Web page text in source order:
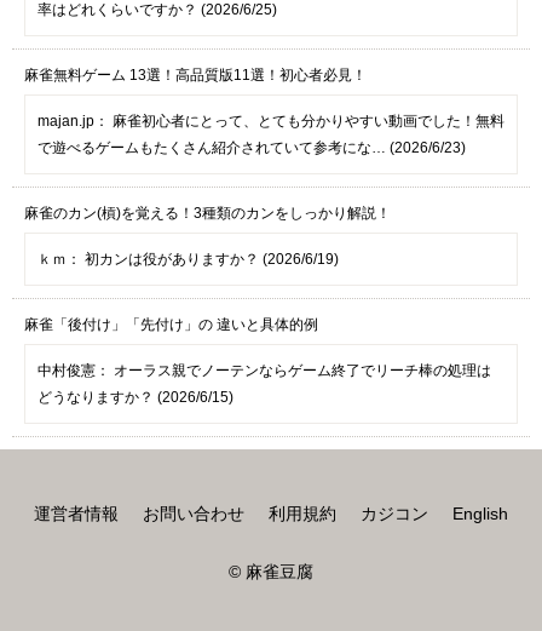
率はどれくらいですか？ (2026/6/25)
麻雀無料ゲーム 13選！高品質版11選！初心者必見！
majan.jp： 麻雀初心者にとって、とても分かりやすい動画でした！無料
で遊べるゲームもたくさん紹介されていて参考にな… (2026/6/23)
麻雀のカン(槓)を覚える！3種類のカンをしっかり解説！
ｋｍ： 初カンは役がありますか？ (2026/6/19)
麻雀「後付け」「先付け」の 違いと具体的例
中村俊憲： オーラス親でノーテンならゲーム終了でリーチ棒の処理は
どうなりますか？ (2026/6/15)
運営者情報 お問い合わせ 利用規約 カジコン English
© 麻雀豆腐